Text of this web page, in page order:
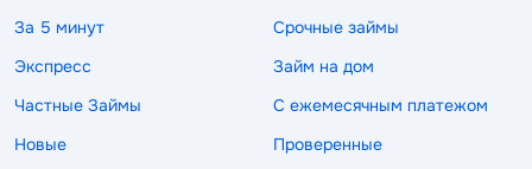
За 5 минут
Срочные займы
Экспресс
Займ на дом
Частные Займы
С ежемесячным платежом
Новые
Проверенные